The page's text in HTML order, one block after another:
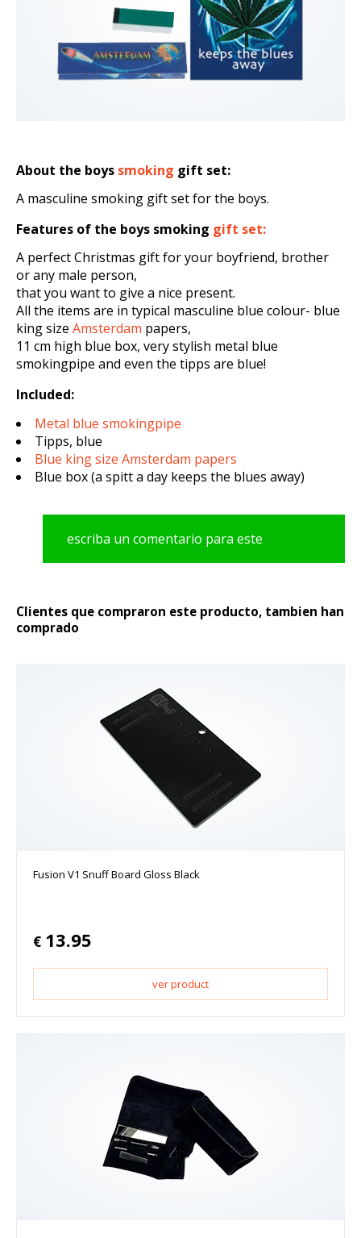
About the boys smoking gift set:
A masculine smoking gift set for the boys.
Features of the boys smoking gift set:
A perfect Christmas gift for your boyfriend, brother
or any male person,
that you want to give a nice present.
All the items are in typical masculine blue colour- blue
king size Amsterdam papers,
11 cm high blue box, very stylish metal blue
smokingpipe and even the tipps are blue!
Included:
Metal blue smokingpipe
Tipps, blue
Blue king size Amsterdam papers
Blue box (a spitt a day keeps the blues away)
escriba un comentario para este
Clientes que compraron este producto, tambien han
comprado
Fusion V1 Snuff Board Gloss Black
€ 13.95
ver product